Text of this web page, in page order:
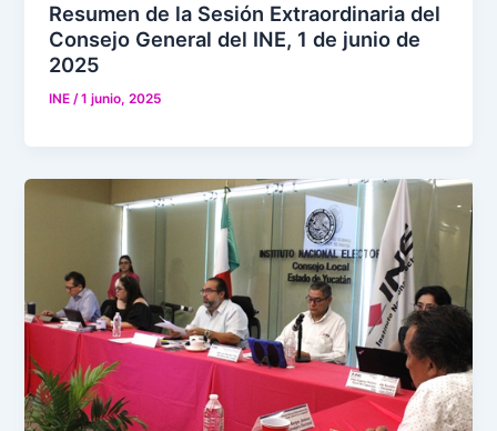
Resumen de la Sesión Extraordinaria del
Consejo General del INE, 1 de junio de
2025
INE/1 junio, 2025